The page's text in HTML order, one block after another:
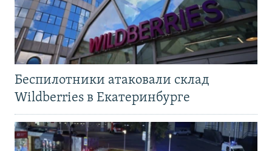
Беспилотники атаковали склад
Wildberries в Екатеринбурге